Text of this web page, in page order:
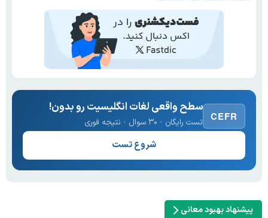
CEFR
سطح واقعی لغات انگلیسیت رو بدون!
تست رایگان · ۳۰ سوال · نتیجه فوری
شروع تست
پیشنهاد بهبود معانی